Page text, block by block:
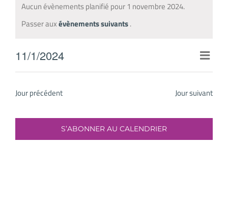
for
1
novembre
2024
Notice
Aucun évènements planifié pour 1 novembre 2024.
Passer auxévènements suivants.
par
Jour
11/1/2024
Sélectionnez
une
Jour précédent Jour suivant
S’ABONNER AU CALENDRIER